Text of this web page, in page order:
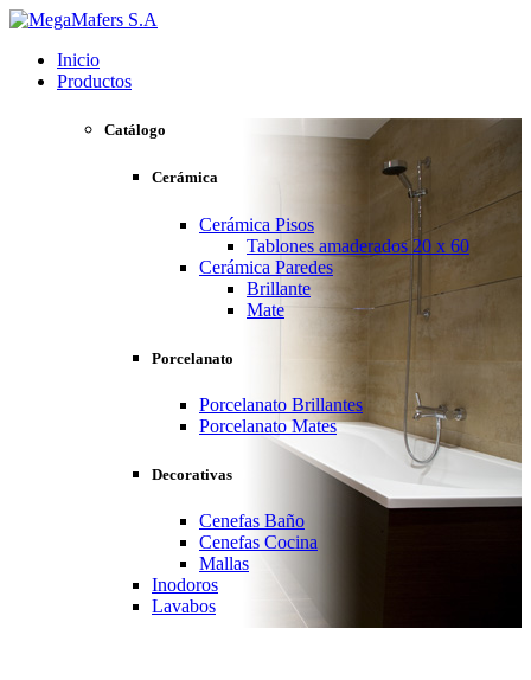
Inicio
Productos
Catálogo
Cerámica
Cerámica Pisos
Tablones amaderados 20 x 60
Cerámica Paredes
Brillante
Mate
Porcelanato
Porcelanato Brillantes
Porcelanato Mates
Decorativas
Cenefas Baño
Cenefas Cocina
Mallas
Inodoros
Lavabos